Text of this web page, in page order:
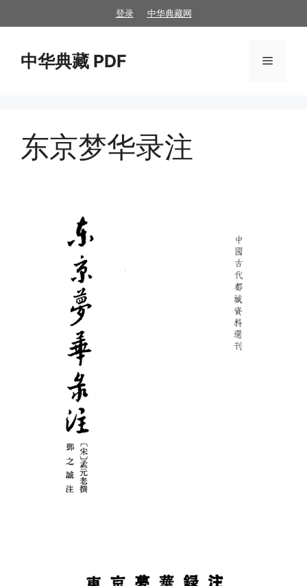
至
登录 中华典藏网
中华典藏 PDF 菜
东京梦华录注